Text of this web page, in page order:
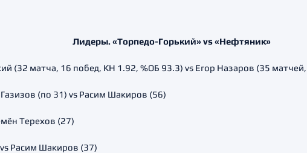
Лидеры. «Торпедо-Горький» vs «Нефтяник»
(32 матча, 16 побед, КН 1.92, %ОБ 93.3) vs Егор Назаров (35
(по 31) vs Расим Шакиров (56)
Терехов (27)
Расим Шакиров (37)